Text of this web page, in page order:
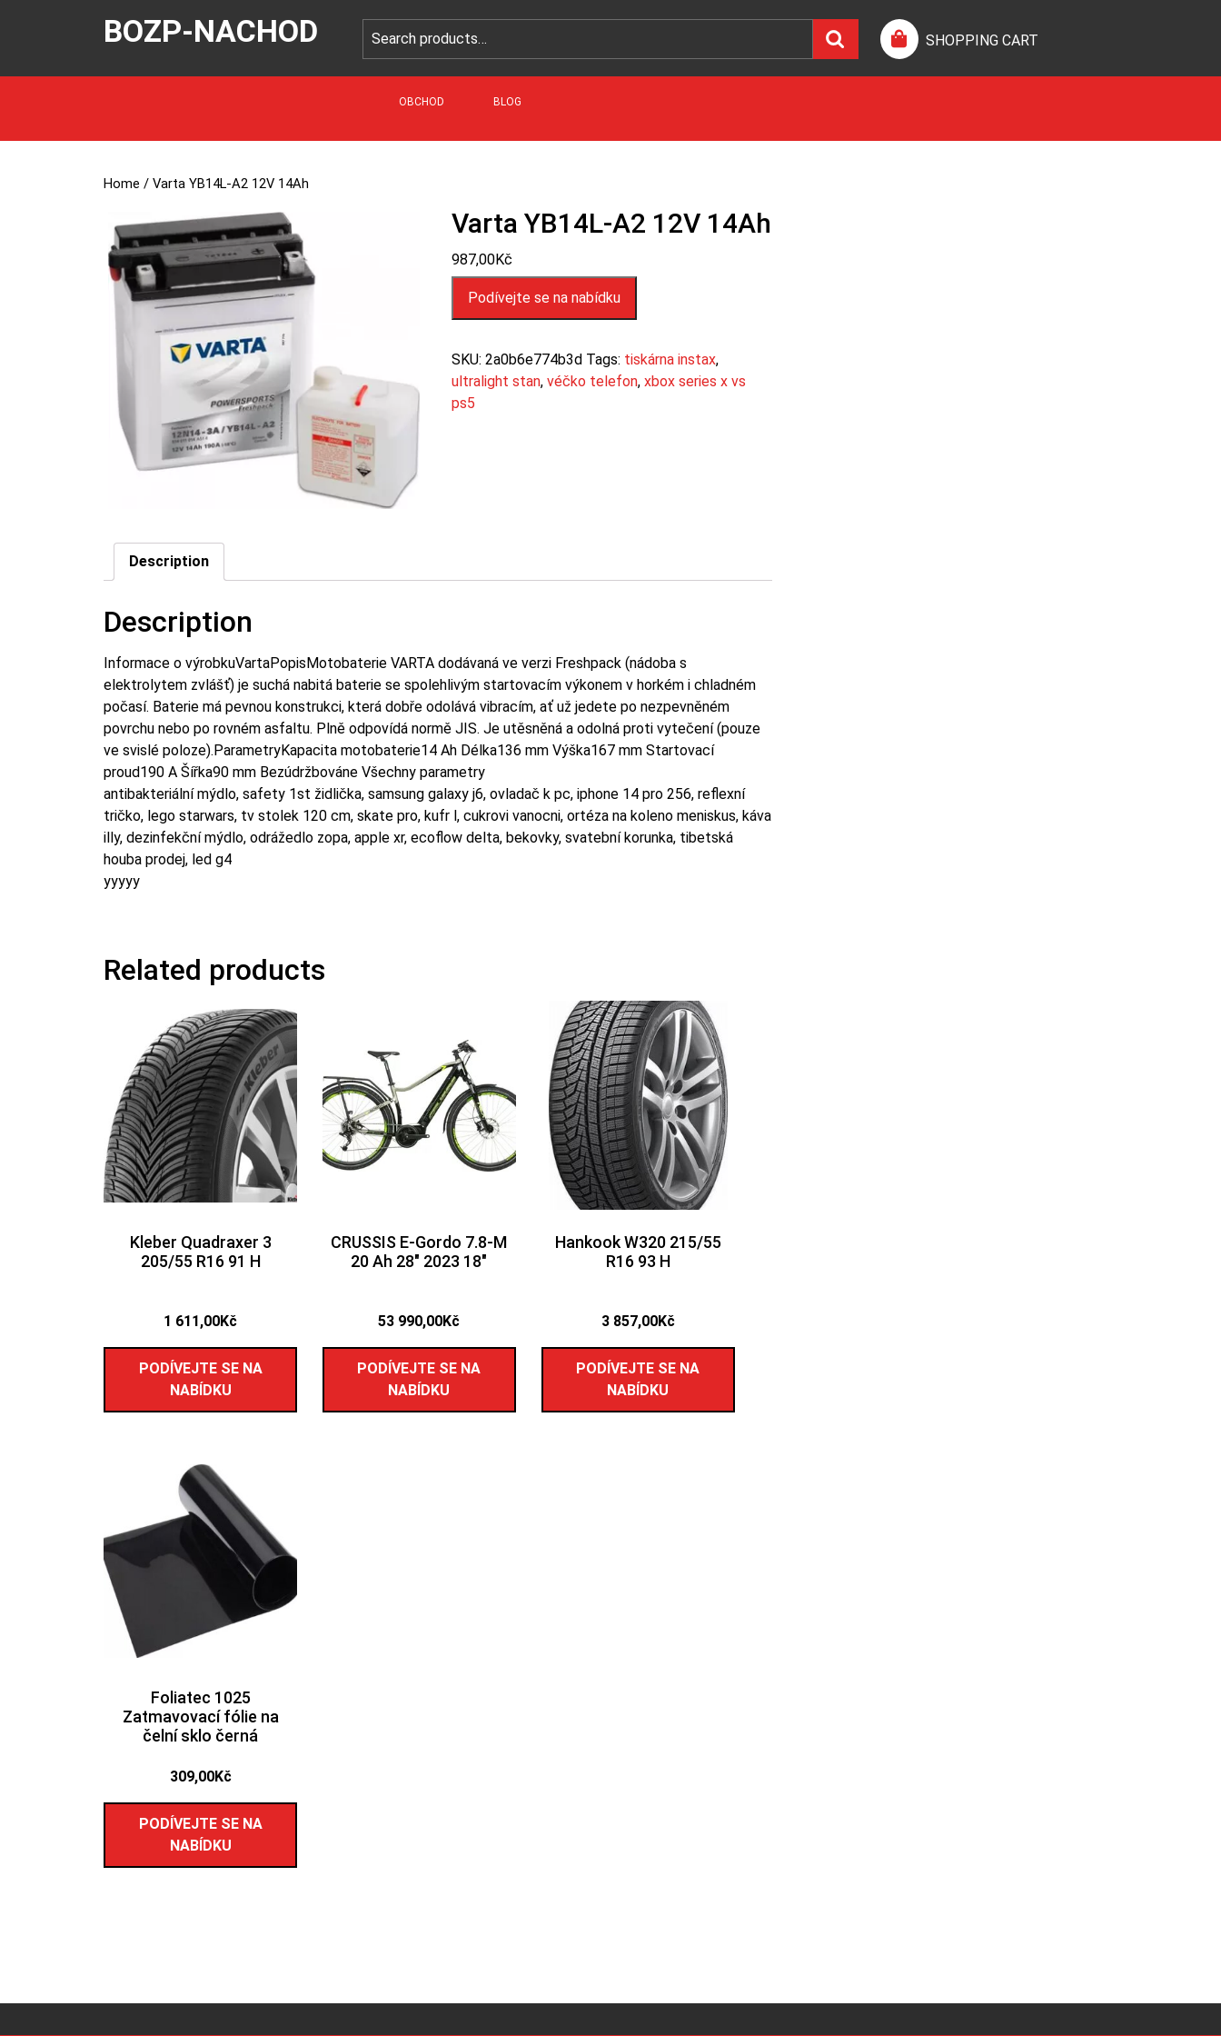
BOZP-NACHOD SHOPPING CART
OBCHOD BLOG
Home / Varta YB14L-A2 12V 14Ah
Varta YB14L-A2 12V 14Ah
987,00Kč
Podívejte se na nabídku
SKU: 2a0b6e774b3d Tags: tiskárna instax,
ultralight stan, véčko telefon, xbox series x vs
ps5
Description
Description
Informace o výrobkuVartaPopisMotobaterie VARTA dodávaná ve verzi Freshpack (nádoba s
elektrolytem zvlášť) je suchá nabitá baterie se spolehlivým startovacím výkonem v horkém i chladném
počasí. Baterie má pevnou konstrukci, která dobře odolává vibracím, ať už jedete po nezpevněném
povrchu nebo po rovném asfaltu. Plně odpovídá normě JIS. Je utěsněná a odolná proti vytečení (pouze
ve svislé poloze).ParametryKapacita motobaterie14 Ah Délka136 mm Výška167 mm Startovací
proud190 A Šířka90 mm Bezúdržbováne Všechny parametry
antibakteriální mýdlo, safety 1st židlička, samsung galaxy j6, ovladač k pc, iphone 14 pro 256, reflexní
tričko, lego starwars, tv stolek 120 cm, skate pro, kufr l, cukrovi vanocni, ortéza na koleno meniskus, káva
illy, dezinfekční mýdlo, odrážedlo zopa, apple xr, ecoflow delta, bekovky, svatební korunka, tibetská
houba prodej, led g4
yyyyy
Related products
Kleber Quadraxer 3
205/55 R16 91 H
1 611,00Kč
PODÍVEJTE SE NA
NABÍDKU
CRUSSIS E-Gordo 7.8-M
20 Ah 28″ 2023 18″
53 990,00Kč
PODÍVEJTE SE NA
NABÍDKU
Hankook W320 215/55
R16 93 H
3 857,00Kč
PODÍVEJTE SE NA
NABÍDKU
Foliatec 1025
Zatmavovací fólie na
čelní sklo černá
309,00Kč
PODÍVEJTE SE NA
NABÍDKU